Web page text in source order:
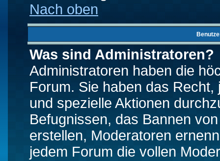
Nach oben
Was sind Administratoren?
Administratoren haben die
Forum. Sie haben das
und spezielle Aktionen
Befugnissen, das Bannen
erstellen, Moderatoren
jedem Forum die vollen